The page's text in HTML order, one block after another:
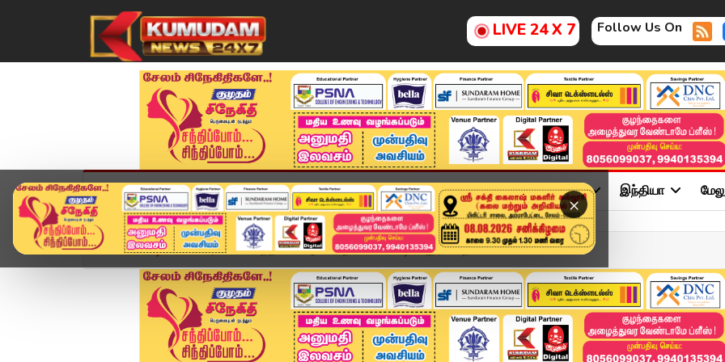
LIVE 24 X 7 Follow Us On
×
முகப்பு விளையாட்டு அண்மை தமிழ்நாடு சினிமா அரசியல் விளையாட்டு இந்தியா
Home வீடியோ ஸ்டோரி மொத்தமா விட்டு போறேன் - கெனிஷா அதிர்ச்சி தகவல் ...